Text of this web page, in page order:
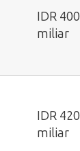
IDR 400
miliar
IDR 420
miliar